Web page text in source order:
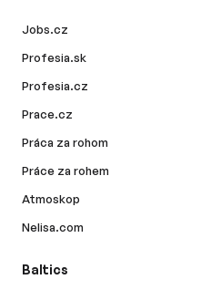
Jobs.cz
Profesia.sk
Profesia.cz
Prace.cz
Práca za rohom
Práce za rohem
Atmoskop
Nelisa.com
Baltics